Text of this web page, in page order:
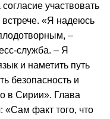
участвовать
встрече. «Я надеюсь
–
служба. – Я
и наметить путь
безопасность и
в Сирии». Глава
«Сам факт того, что